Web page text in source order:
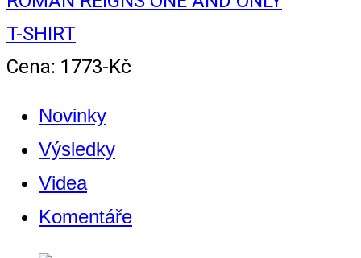
T-SHIRT
Cena: 1773-Kč
Novinky
Výsledky
Videa
Komentáře